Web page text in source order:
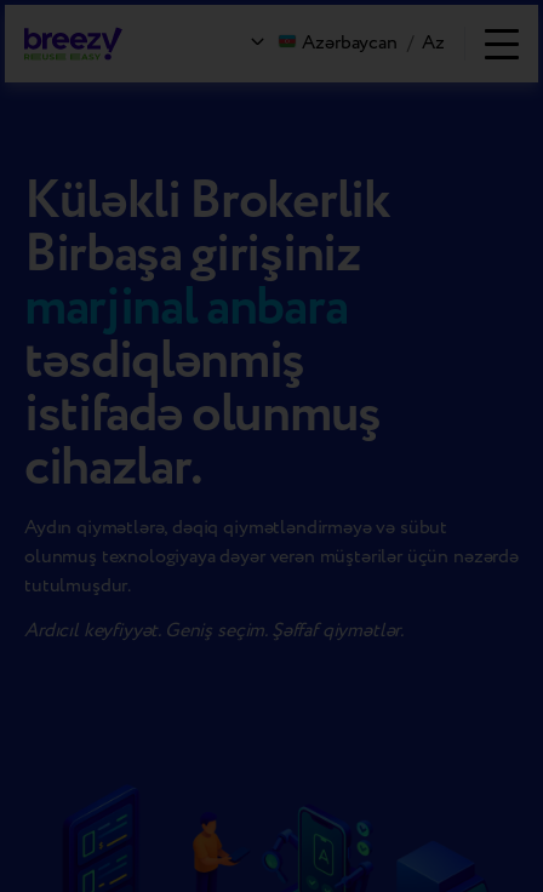
Azərbaycan / Az
Küləkli Brokerlik
Birbaşa girişiniz
marjinal anbara
təsdiqlənmiş
istifadə olunmuş
cihazlar.
Aydın qiymətlərə, dəqiq qiymətləndirməyə və sübut
olunmuş texnologiyaya dəyər verən müştərilər üçün nəzərdə
tutulmuşdur.
Ardıcıl keyfiyyət. Geniş seçim. Şəffaf qiymətlər.